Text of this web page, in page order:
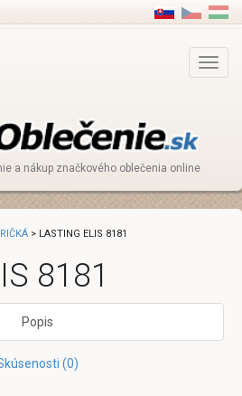
Main
Menu
a nákup značkového oblečenia online
> LASTING ELIS 8181
8181
Popis
(0)